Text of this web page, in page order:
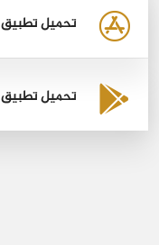
تحميل تطبيق
تحميل تطبيق